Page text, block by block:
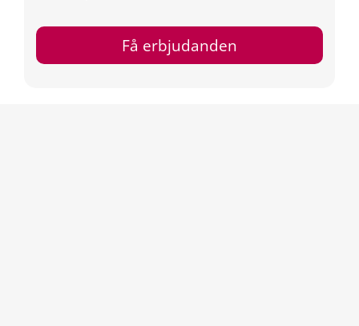
Få erbjudanden